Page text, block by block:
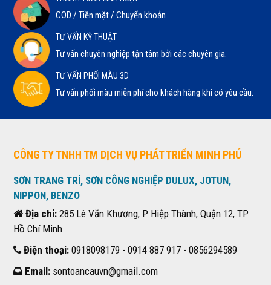
COD / Tiền mặt / Chuyển khoản
TƯ VẤN KỸ THUẬT
Tư vấn chuyên nghiệp tận tâm bởi các chuyên gia.
TƯ VẤN PHỐI MÀU 3D
Tư vấn phối màu miễn phí cho khách hàng khi có yêu cầu.
CÔNG TY TNHH TM DỊCH VỤ PHÁT TRIỂN MINH PHÚ
SƠN TRANG TRÍ, SƠN CÔNG NGHIỆP DULUX, JOTUN,
NIPPON, BENZO
Địa chỉ: 285 Lê Văn Khương, P Hiệp Thành, Quận 12, TP
Hồ Chí Minh
Điện thoại: 0918098179 - 0914 887 917 - 0856294589
Email: sontoancauvn@gmail.com